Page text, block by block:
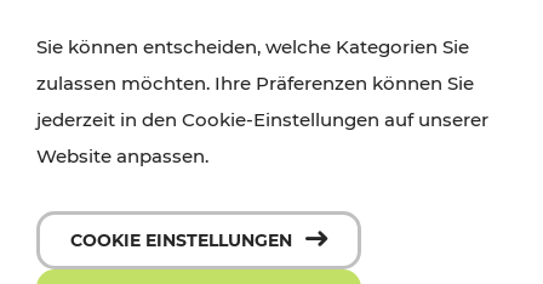
Sie können entscheiden, welche Kategorien Sie
zulassen möchten. Ihre Präferenzen können Sie
jederzeit in den Cookie-Einstellungen auf unserer
Website anpassen.
COOKIE EINSTELLUNGEN